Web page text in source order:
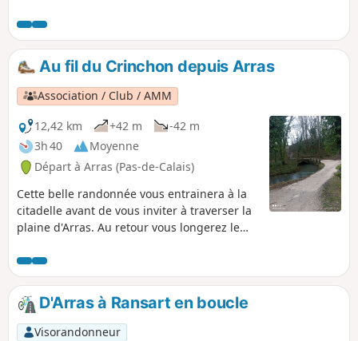
Au fil du Crinchon depuis Arras
Association / Club / AMM
12,42 km
+42 m
-42 m
3h 40
Moyenne
Départ à Arras (Pas-de-Calais)
Cette belle randonnée vous entrainera à la
citadelle avant de vous inviter à traverser la
plaine d'Arras. Au retour vous longerez le
D'Arras à Ransart en boucle
Visorandonneur